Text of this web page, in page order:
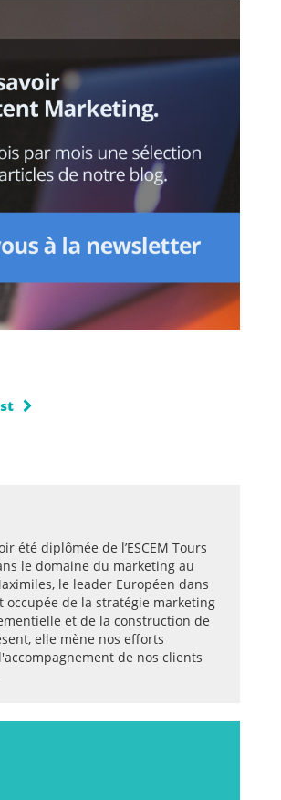
été diplômée de l’ESCEM Tours
le domaine du marketing au
le leader Européen dans
occupée de la stratégie marketing
et de la construction de
elle mène nos efforts
de nos clients